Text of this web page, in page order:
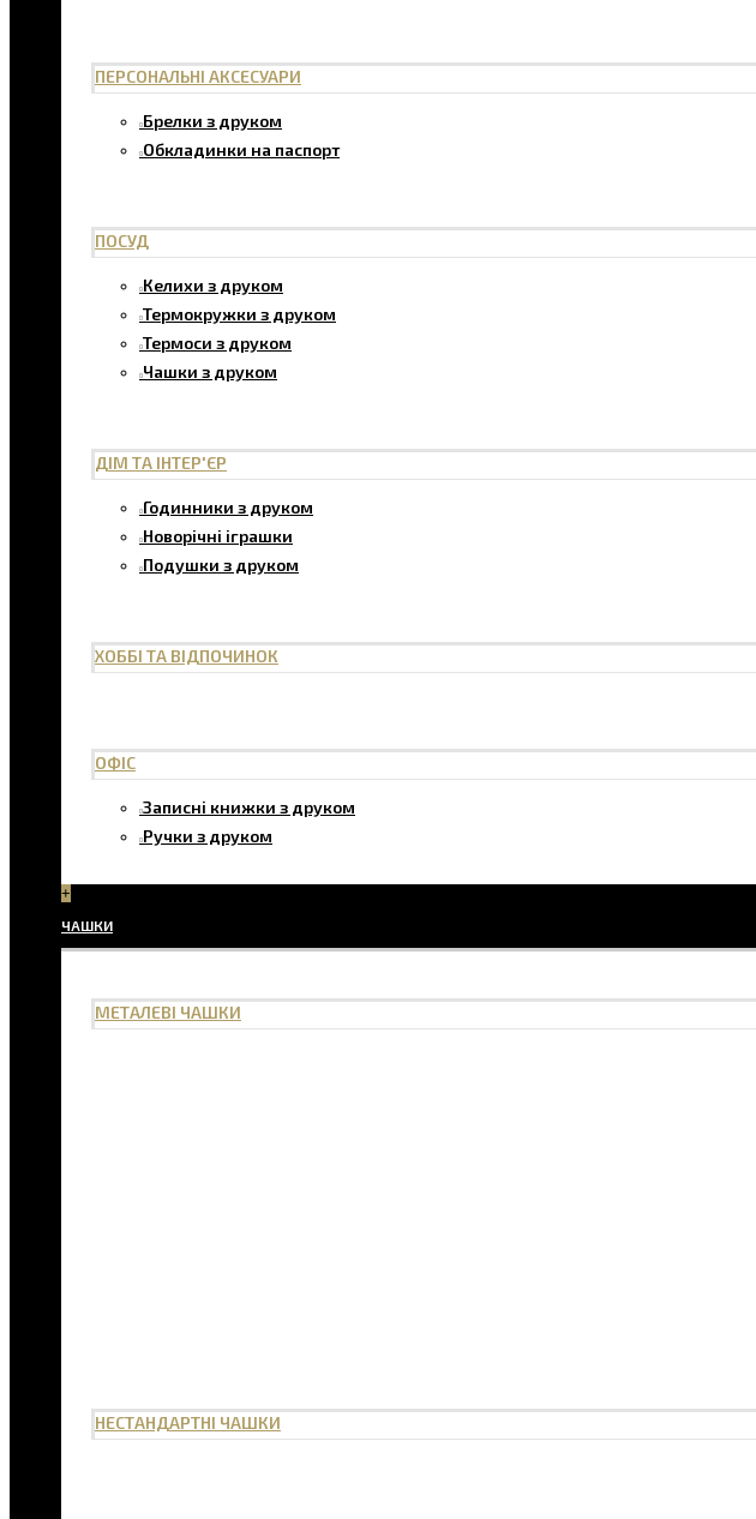
ПЕРСОНАЛЬНІ АКСЕСУАРИ
Брелки з друком
Обкладинки на паспорт
ПОСУД
Келихи з друком
Термокружки з друком
Термоси з друком
Чашки з друком
ДІМ ТА ІНТЕР'ЄР
Годинники з друком
Новорічні іграшки
Подушки з друком
ХОББІ ТА ВІДПОЧИНОК
ОФІС
Записні книжки з друком
Ручки з друком
+
ЧАШКИ
МЕТАЛЕВІ ЧАШКИ
НЕСТАНДАРТНІ ЧАШКИ